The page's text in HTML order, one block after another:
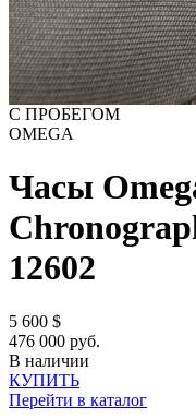
С ПРОБЕГОМ
OMEGA
Часы
12602
5 600 $
476 000 руб.
В наличии
КУПИТЬ
Перейти в каталог